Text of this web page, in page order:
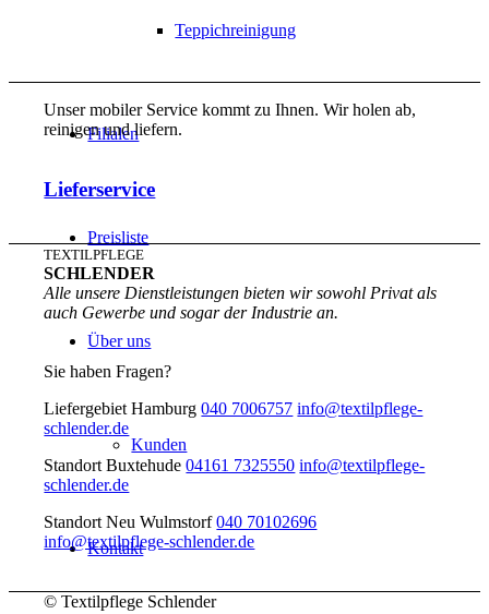
Teppichreinigung
Filialen
Preisliste
Über uns
Kunden
Kontakt
Unser mobiler Service kommt zu Ihnen. Wir holen ab,
reinigen und liefern.
Lieferservice
TEXTILPFLEGE
SCHLENDER
Alle unsere Dienstleistungen bieten wir sowohl Privat als
auch Gewerbe und sogar der Industrie an.
Sie haben Fragen?
Liefergebiet Hamburg040 7006757 info@textilpflege-
schlender.de
Standort Buxtehude04161 7325550 info@textilpflege-
schlender.de
Standort Neu Wulmstorf040 70102696
info@textilpflege-schlender.de
© Textilpflege Schlender